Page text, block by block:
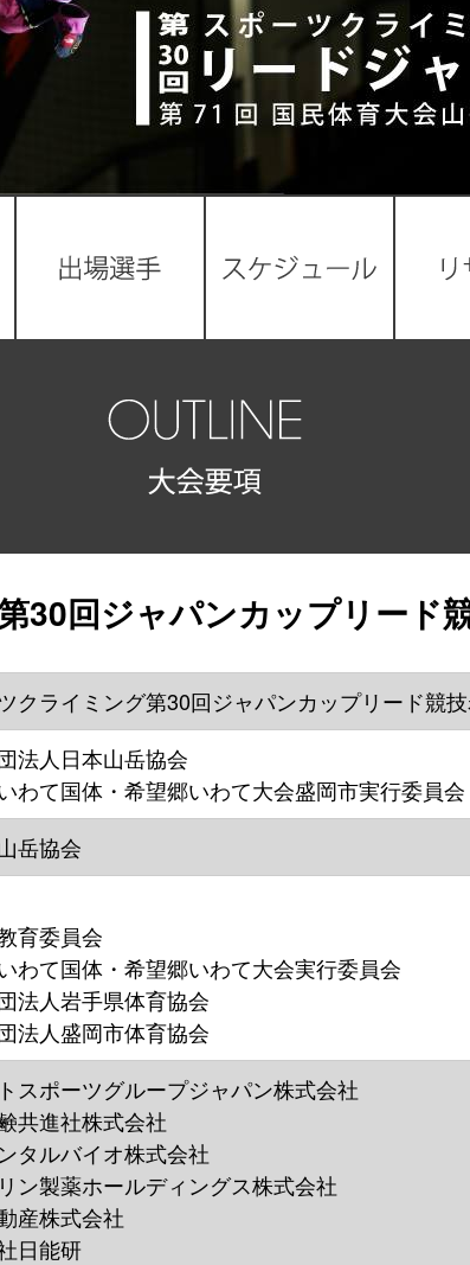
30回ジャパンカップリード
クライミング第30回ジャパンカップリード競
法人日本山岳協会
わて国体・希望郷いわて大会盛岡市実行委員会
岳協会
育委員会
わて国体・希望郷いわて大会実行委員会
法人岩手県体育協会
法人盛岡市体育協会
スポーツグループジャパン株式会社
共進社株式会社
タルバイオ株式会社
ン製薬ホールディングス株式会社
産株式会社
日能研